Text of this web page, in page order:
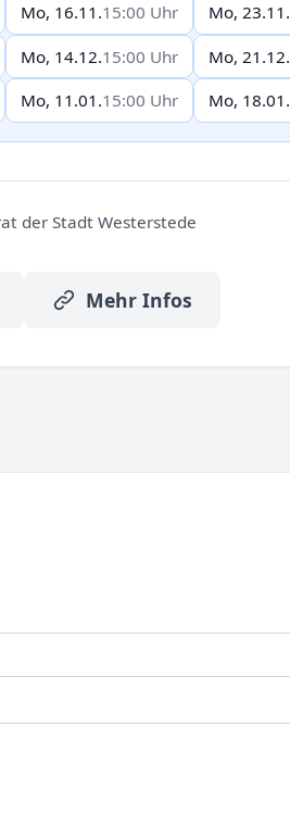
Mo, 16.11.15:00 Uhr Mo, 23.11.
Mo, 14.12.15:00 Uhr Mo, 21.12.
Mo, 11.01.15:00 Uhr Mo, 18.01.
der Stadt Westerstede
Mehr Infos